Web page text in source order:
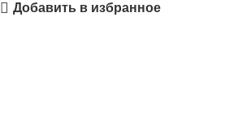
Добавить в избранное